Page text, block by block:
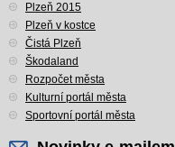
Plzeň 2015
Plzeň v kostce
Čistá Plzeň
Škodaland
Rozpočet města
Kulturní portál města
Sportovní portál města